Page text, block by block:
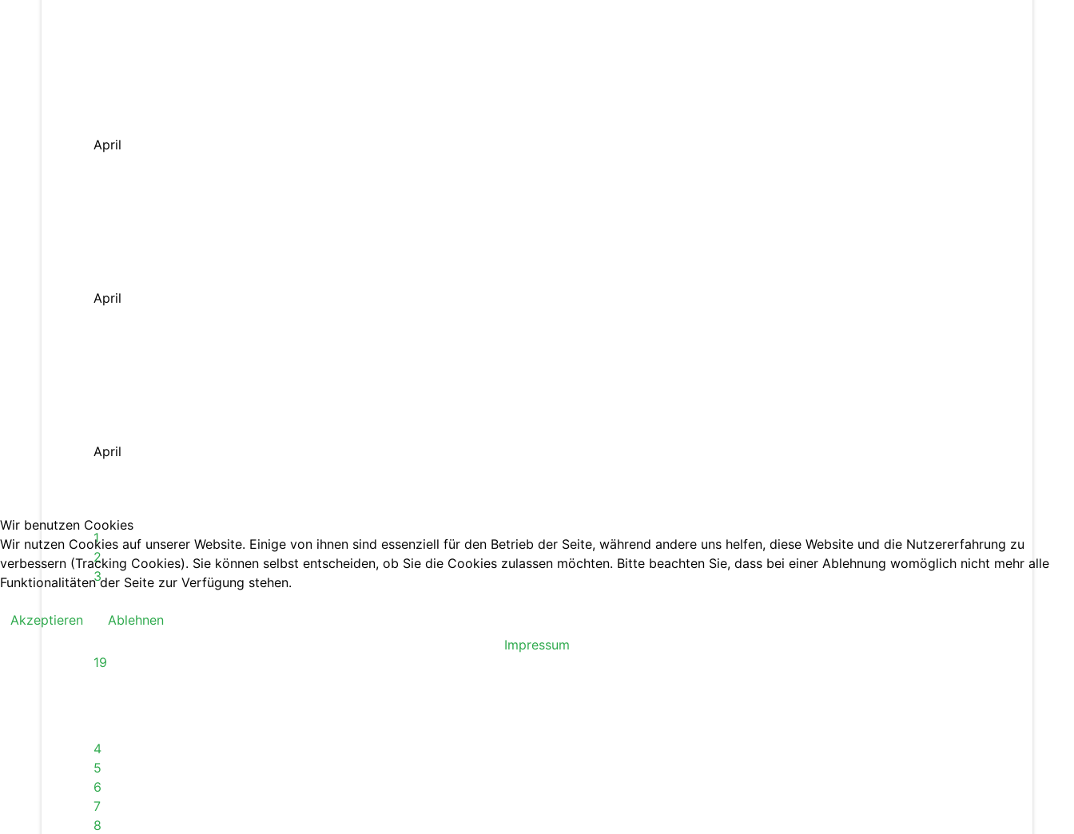
April
April
April
1
2
3
19
4
5
6
7
8
Wir benutzen Cookies
Wir nutzen Cookies auf unserer Website. Einige von ihnen sind essenziell für den Betrieb der Seite, während andere uns helfen, diese Website und die Nutzererfahrung zu
verbessern (Tracking Cookies). Sie können selbst entscheiden, ob Sie die Cookies zulassen möchten. Bitte beachten Sie, dass bei einer Ablehnung womöglich nicht mehr alle
Funktionalitäten der Seite zur Verfügung stehen.
Akzeptieren
Ablehnen
Impressum